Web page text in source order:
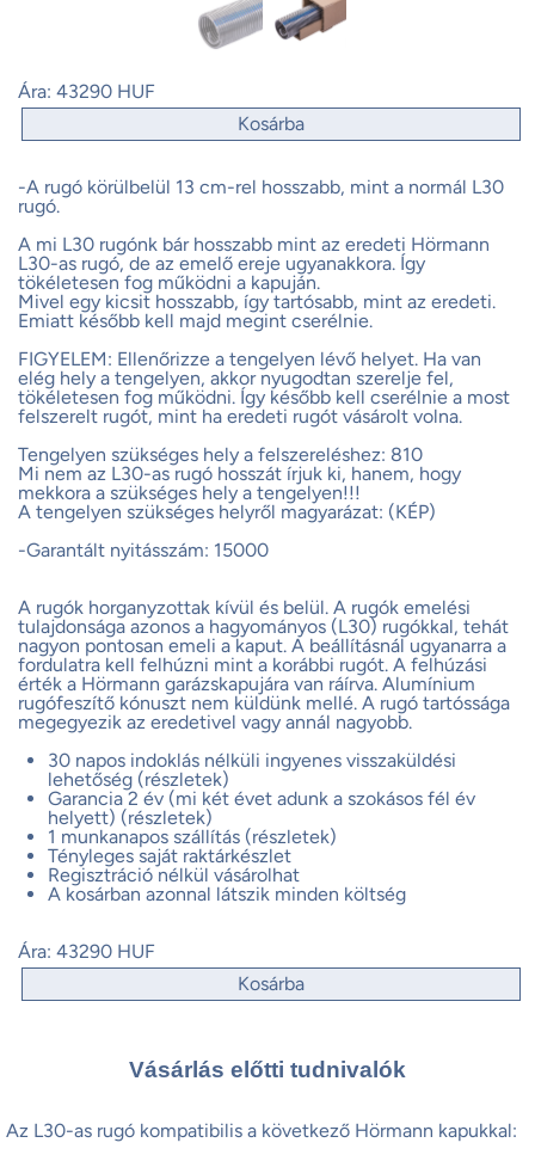
Ára: 43290 HUF
Kosárba
-A rugó körülbelül 13 cm-rel hosszabb, mint a normál L30
rugó.
A mi L30 rugónk bár hosszabb mint az eredeti Hörmann
L30-as rugó, de az emelő ereje ugyanakkora. Így
tökéletesen fog működni a kapuján.
Mivel egy kicsit hosszabb, így tartósabb, mint az eredeti.
Emiatt később kell majd megint cserélnie.
FIGYELEM: Ellenőrizze a tengelyen lévő helyet. Ha van
elég hely a tengelyen, akkor nyugodtan szerelje fel,
tökéletesen fog működni. Így később kell cserélnie a most
felszerelt rugót, mint ha eredeti rugót vásárolt volna.
Tengelyen szükséges hely a felszereléshez: 810
Mi nem az L30-as rugó hosszát írjuk ki, hanem, hogy
mekkora a szükséges hely a tengelyen!!!
A tengelyen szükséges helyről magyarázat: (KÉP)
-Garantált nyitásszám: 15000
A rugók horganyzottak kívül és belül. A rugók emelési
tulajdonsága azonos a hagyományos (L30) rugókkal, tehát
nagyon pontosan emeli a kaput. A beállításnál ugyanarra a
fordulatra kell felhúzni mint a korábbi rugót. A felhúzási
érték a Hörmann garázskapujára van ráírva. Alumínium
rugófeszítő kónuszt nem küldünk mellé. A rugó tartóssága
megegyezik az eredetivel vagy annál nagyobb.
30 napos indoklás nélküli ingyenes visszaküldési
lehetőség (részletek)
Garancia 2 év (mi két évet adunk a szokásos fél év
helyett) (részletek)
1 munkanapos szállítás (részletek)
Tényleges saját raktárkészlet
Regisztráció nélkül vásárolhat
A kosárban azonnal látszik minden költség
Ára: 43290 HUF
Kosárba
Vásárlás előtti tudnivalók
Az L30-as rugó kompatibilis a következő Hörmann kapukkal: